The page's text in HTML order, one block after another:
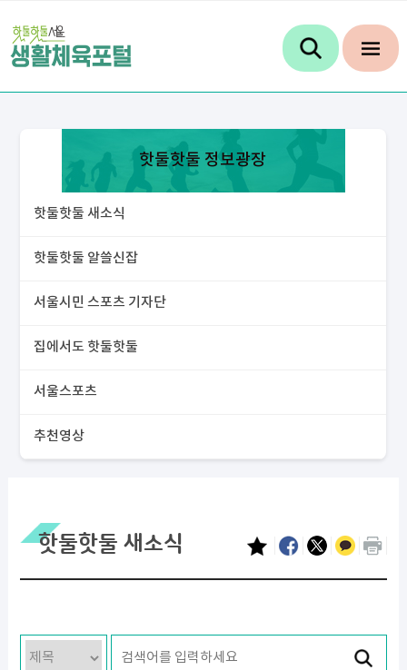
핫둘핫둘 정보광장
핫둘핫둘 새소식
핫둘핫둘 알쓸신잡
서울시민 스포츠 기자단
집에서도 핫둘핫둘
서울스포츠
추천영상
핫둘핫둘 새소식